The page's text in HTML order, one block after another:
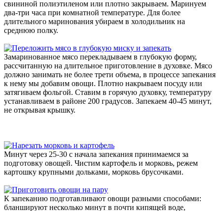
свининой полиэтиленом или плотно закрываем. Маринуем
два-три часа при комнатной температуре. Для более
длительного маринования убираем в холодильник на
среднюю полку.
Замаринованное мясо перекладываем в глубокую форму,
рассчитанную на длительное приготовление в духовке. Мясо
должно занимать не более трети объема, в процессе запекания
к нему мы добавим овощи. Плотно накрываем посуду или
затягиваем фольгой. Ставим в горячую духовку, температуру
устанавливаем в районе 200 градусов. Запекаем 40-45 минут,
не открывая крышку.
Минут через 25-30 с начала запекания принимаемся за
подготовку овощей. Чистим картофель и морковь, режем
картошку крупными дольками, морковь брусочками.
К запеканию подготавливают овощи разными способами:
бланшируют несколько минут в почти кипящей воде,